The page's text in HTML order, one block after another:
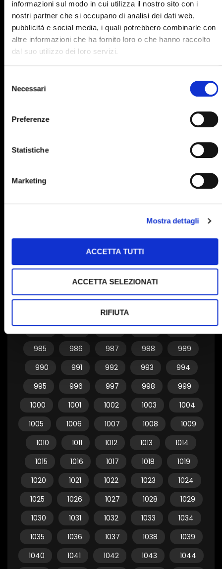
informazioni sul modo in cui utilizza il nostro sito con i
nostri partner che si occupano di analisi dei dati web,
pubblicità e social media, i quali potrebbero combinarle con
altre informazioni che ha fornito loro o che hanno raccolto
dal suo utilizzo dei loro servizi.
delNecessari
Preferenze
Statistiche
Marketing
Mostra dettagli
ACCETTA TUTTI
ACCETTA SELEZIONATI
RIFIUTA
900
901 902 903
904
905
906 907
915
925
929
940
944
953
954
955
956 957 958
959
962 963
970
971 972 973
974
977
985
986 987 988
989
990
991 992 993
994
995
996 997 998
999
1000
1001 1002 1003
1004
1005
1006 1007 1008
1009
1010
1011 1012 1013
1014
1015
1016 1017 1018
1019
1020
1021 1022 1023
1024
1025
1026 1027 1028
1029
1030
1031 1032 1033
1034
1035
1036 1037 1038
1039
1040
1041 1042 1043
1044